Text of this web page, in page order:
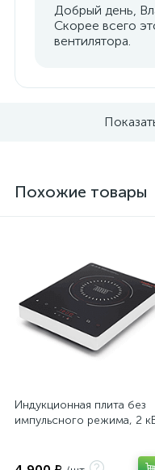
Добрый день,
Скорее всего
вентилятора.
Похожие товары
Индукционная плита без
импульсного режима, 2